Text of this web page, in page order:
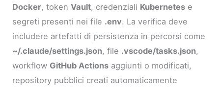
Docker, tokenVault, credenziali Kubernetes e
segreti presenti nei file .env. La verifica deve
includere artefatti di persistenza in percorsi come
~/.claude/settings.json, file .vscode/tasks.json,
workflow GitHub Actions aggiunti o modificati,
repository pubblici creati automaticamente